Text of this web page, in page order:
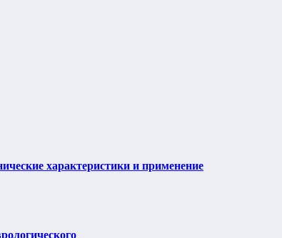
характеристики и применение